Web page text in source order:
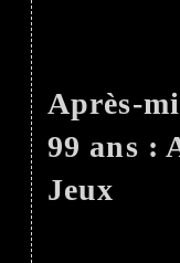
Après-
99 ans :
Jeux